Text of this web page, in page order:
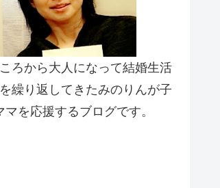
ろから大人になって結婚生活
繰り返してきたみのりんが子
マを応援するブログです。